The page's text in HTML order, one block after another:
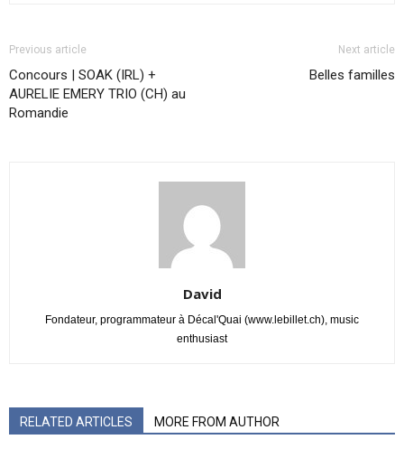
Previous article
Concours | SOAK (IRL) +
AURELIE EMERY TRIO (CH) au
Romandie
Next article
Belles familles
David
Fondateur, programmateur à Décal'Quai (www.lebillet.ch), music
enthusiast
RELATED ARTICLES MORE FROM AUTHOR